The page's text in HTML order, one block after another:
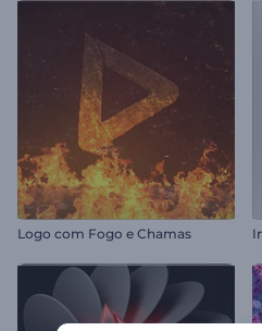
Logo com Fogo e Chamas